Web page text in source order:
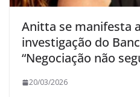
Anitta se manifesta
investigação do
“Negociação não
20/03/2026